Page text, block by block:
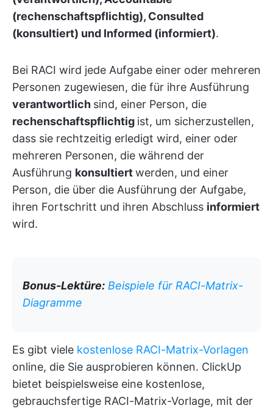
(rechenschaftspflichtig), Consulted
(konsultiert) und Informed (informiert).
Bei RACI wird jede Aufgabe einer oder mehreren
Personen zugewiesen, die für ihre Ausführung
verantwortlich sind, einer Person, die
rechenschaftspflichtig ist, um sicherzustellen,
dass sie rechtzeitig erledigt wird, einer oder
mehreren Personen, die während der
Ausführung konsultiertwerden, und einer
Person, die über die Ausführung der Aufgabe,
ihren Fortschritt und ihren Abschluss informiert
wird.
Bonus-Lektüre: Beispiele für RACI-Matrix-
Diagramme
Es gibt viele kostenlose RACI-Matrix-Vorlagen
online, die Sie ausprobieren können. ClickUp
bietet beispielsweise eine kostenlose,
gebrauchsfertige RACI-Matrix-Vorlage, mit der